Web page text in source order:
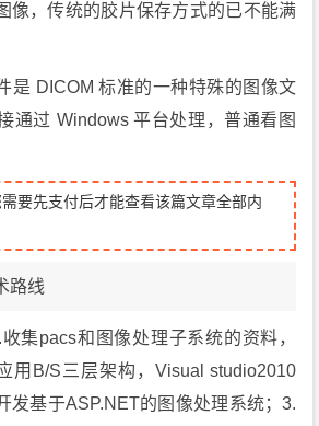
像，传统的胶片保存方式的已不能满
是 DICOM 标准的一种特殊的图像文
通过 Windows 平台处理，普通看图
要先支付后才能查看该篇文章全部内
路线
集pacs和图像处理子系统的资料，
用B/S三层架构，Visual studio2010
发基于ASP.NET的图像处理系统；3.